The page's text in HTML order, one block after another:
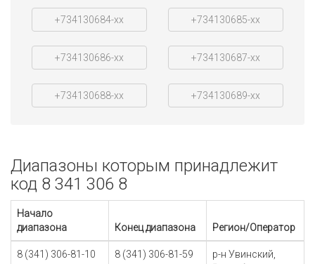
+734130684-xx +734130685-xx
+734130686-xx +734130687-xx
+734130688-xx +734130689-xx
Диапазоны которым принадлежит
код 8 341 306 8
Начало
диапазона
Конец диапазона Регион/Оператор
8 (341) 306-81-10 8 (341) 306-81-59
р-н Увинский,